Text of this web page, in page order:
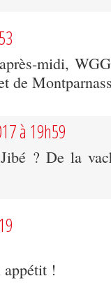
midi,
de
à 19h59
? De la
appétit !